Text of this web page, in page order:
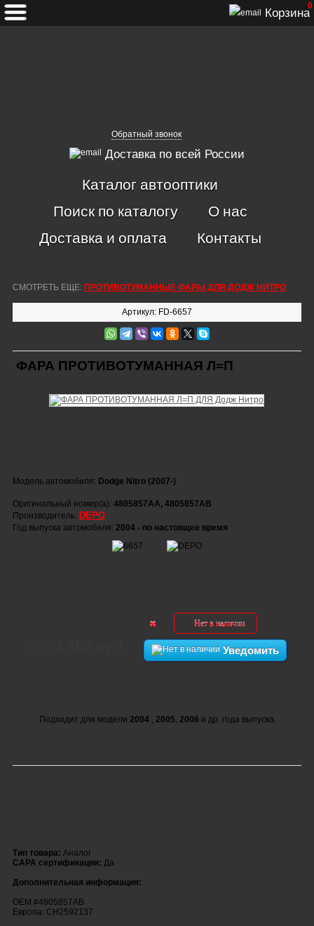
Обратный звонок
Доставка по всей России
Корзина
0
Каталог автооптики
Поиск по каталогу
О нас
Доставка и оплата
Контакты
СМОТРЕТЬ ЕЩЕ: ПРОТИВОТУМАННЫЕ ФАРЫ ДЛЯ ДОДЖ НИТРО
Артикул: FD-6657
ФАРА ПРОТИВОТУМАННАЯ Л=П
Модель автомобиля: Dodge Nitro (2007-)
Оригинальный номер(а): 4805857AA, 4805857AB
Производитель: DEPO
Год выпуска автомобиля: 2004 - по настоящее время
Нет в наличии
Уведомить
Подходит для модели 2004 , 2005, 2006 и др. года выпуска.
Тип товара: Аналог
CAPA сертификация: Да
Дополнительная информация:
OEM #4805857AB
Европа: CH2592137